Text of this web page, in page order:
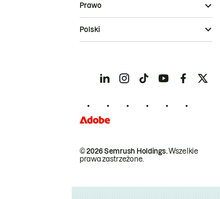
© 2026 Semrush Holdings.Wszelkie
prawa zastrzeżone.
Prawo
Polski